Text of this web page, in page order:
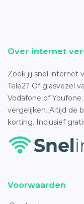
Over internet
Zoek jij snel internet
Tele2? Of glasvezel
Vodafone of
vergelijken. Altijd de
korting. Inclusief
Voorwaarden